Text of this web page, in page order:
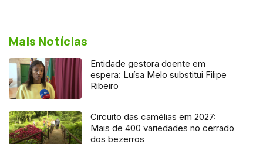
Mais Notícias
Entidade gestora doente em
espera: Luísa Melo substitui Filipe
Ribeiro
Circuito das camélias em 2027:
Mais de 400 variedades no cerrado
dos bezerros